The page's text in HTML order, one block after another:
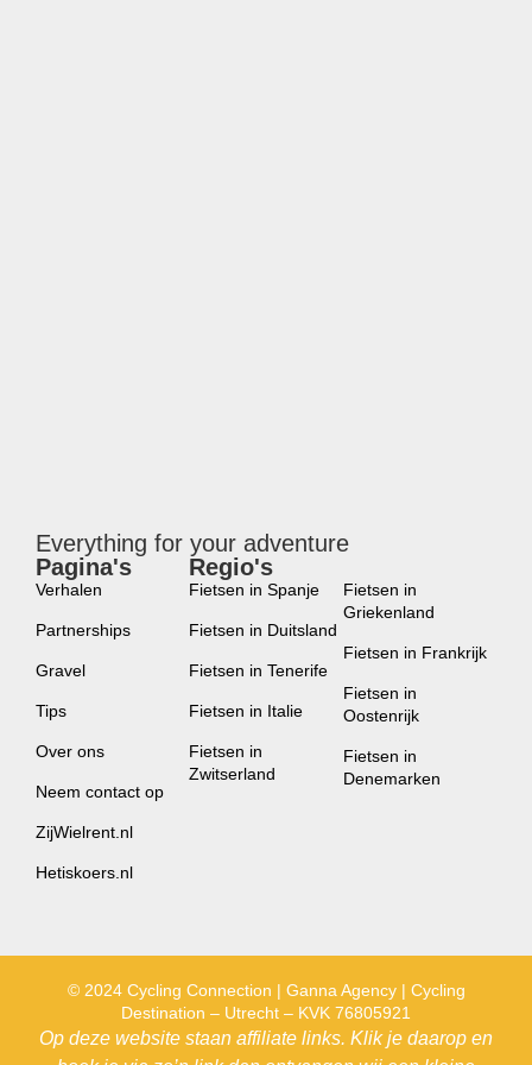
Everything for your adventure
Pagina's
Verhalen
Partnerships
Gravel
Tips
Over ons
Neem contact op
ZijWielrent.nl
Hetiskoers.nl
Regio's
Fietsen in Spanje
Fietsen in Duitsland
Fietsen in Tenerife
Fietsen in Italie
Fietsen in
Zwitserland
Fietsen in
Griekenland
Fietsen in Frankrijk
Fietsen in
Oostenrijk
Fietsen in
Denemarken
© 2024 Cycling Connection | Ganna Agency | Cycling
Destination – Utrecht – KVK 76805921
Op deze website staan affiliate links. Klik je daarop en